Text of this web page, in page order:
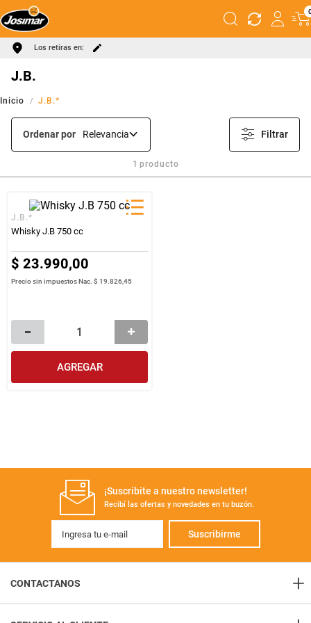
Los retiras en:
J.B.
J.B.*
Ordenar por Relevancia Filtrar
1 producto
J.B.*
Whisky J.B 750 cc
$ 23.990,00
Precio sin impuestos Nac.$ 19.826,45
AGREGAR
¡Suscribite a nuestro newsletter!
Recibí las ofertas y novedades en tu buzón.
Suscribirme
CONTACTANOS +